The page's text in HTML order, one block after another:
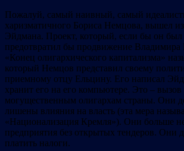
Пожалуй, самый наивный, самый
харизматичного Бориса Немцова, вышел
Эйдмана. Проект, который, если бы он был
предотвратил бы продвижение Владимира
«Конец олигархического капитализма»
который Немцов представил своему
приемному отцу Ельцину. Его написал
хранит его на его компьютере. Это –
могущественным олигархам страны. Они
лишены влияния на власть (эта мера
«Национализация Кремля»). Они больше
предприятия без открытых тендеров. Они
платить налоги.